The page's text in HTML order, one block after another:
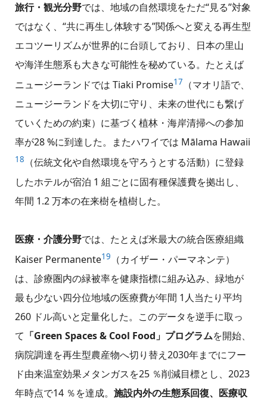
旅行・観光分野では、地域の自然環境をただ“見る”対象
ではなく、“共に再生し体験する”関係へと変える再生型
エコツーリズムが世界的に台頭しており、日本の里山
や海洋生態系も大きな可能性を秘めている。たとえば
ニュージーランドでは Tiaki Promise17
（マオリ語で、
ニュージーランドを大切に守り、未来の世代にも繋げ
ていくための約束）に基づく植林・海岸清掃への参加
率が28 %に到達した。またハワイでは Mālama Hawaii
18
（伝統文化や自然環境を守ろうとする活動）に登録
したホテルが宿泊 1 組ごとに固有種保護費を拠出し、
年間 1.2 万本の在来樹を植樹した。
医療・介護分野では、たとえば米最大の統合医療組織
Kaiser Permanente19
（カイザー・パーマネンテ）
は、診療圏内の緑被率を健康指標に組み込み、緑地が
最も少ない四分位地域の医療費が年間 1人当たり平均
260 ドル高いと定量化した。このデータを逆手に取っ
て 「Green Spaces & Cool Food」プログラムを開始、
病院調達を再生型農産物へ切り替え2030年までにフー
ド由来温室効果メタンガスを25 ％削減目標とし、2023
年時点で14 ％を達成。 施設内外の生態系回復、医療収